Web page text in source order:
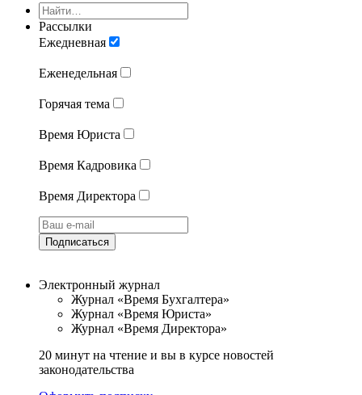
Рассылки
Ежедневная
Еженедельная
Горячая тема
Время Юриста
Время Кадровика
Время Директора
Подписаться
Электронный журнал
Журнал «Время Бухгалтера»
Журнал «Время Юриста»
Журнал «Время Директора»
20 минут на чтение и вы в курсе новостей
законодательства